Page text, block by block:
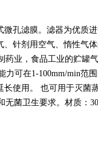
孔滤膜。滤器为优质
针剂用空气、惰性气
药业，食品工业的贮罐
力可在1-100mm/min
使用。 也可用于灭菌
无菌卫生要求。材质：